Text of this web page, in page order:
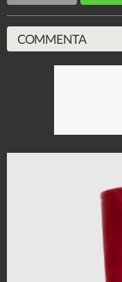
COMMENTA